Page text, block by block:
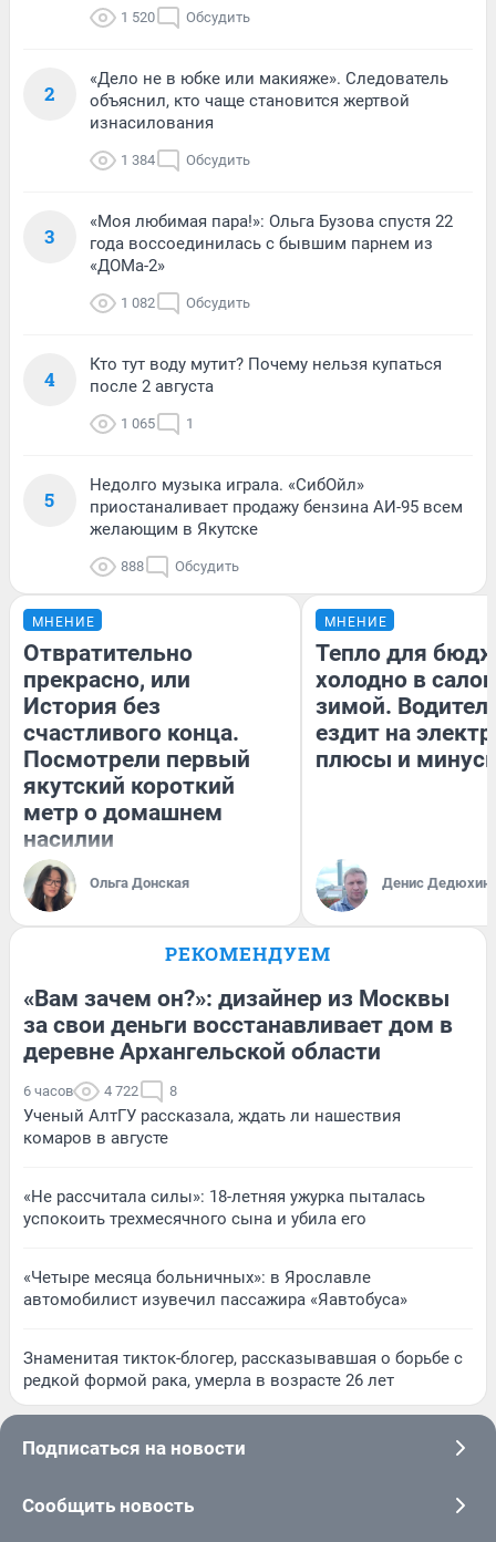
1 520 Обсудить
2
«Дело не в юбке или макияже». Следователь
объяснил, кто чаще становится жертвой
изнасилования
1 384 Обсудить
3
«Моя любимая пара!»: Ольга Бузова спустя 22
года воссоединилась с бывшим парнем из
«ДОМа-2»
1 082 Обсудить
4
Кто тут воду мутит? Почему нельзя купаться
после 2 августа
1 065 1
5
Недолго музыка играла. «СибОйл»
приостаналивает продажу бензина АИ-95 всем
желающим в Якутске
888 Обсудить
МНЕНИЕ
Отвратительно
прекрасно, или
История без
счастливого конца.
Посмотрели первый
якутский короткий
метр о домашнем
насилии
Ольга Донская
МНЕНИЕ
Тепло для
холодно в
зимой.
ездит на
плюсы и
Денис Дедюхин
РЕКОМЕНДУЕМ
«Вам зачем он?»: дизайнер из Москвы
за свои деньги восстанавливает дом в
деревне Архангельской области
6 часов 4 722 8
Ученый АлтГУ рассказала, ждать ли нашествия
комаров в августе
«Не рассчитала силы»: 18-летняя ужурка пыталась
успокоить трехмесячного сына и убила его
«Четыре месяца больничных»: в Ярославле
автомобилист изувечил пассажира «Яавтобуса»
Знаменитая тикток-блогер, рассказывавшая о борьбе с
редкой формой рака, умерла в возрасте 26 лет
Подписаться на новости
Сообщить новость